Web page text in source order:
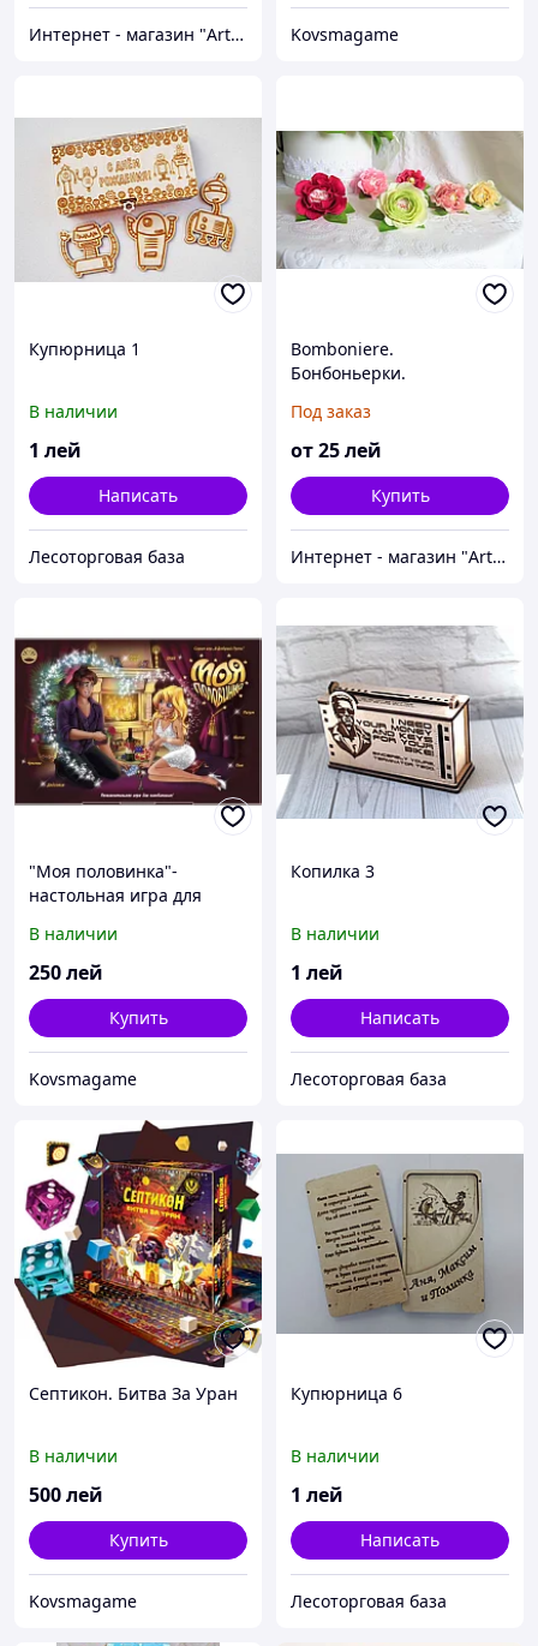
Интернет - магазин "Artbuket " Kovsmagame
Купюрница 1
В наличии
1 лей
Написать
Лесоторговая база
Bomboniere.
Бонбоньерки.
Под заказ
от25лей
Купить
Интернет - магазин "Artbuket "
"Моя половинка"-
настольная игра для
В наличии
250лей
Купить
Kovsmagame
Копилка 3
В наличии
1 лей
Написать
Лесоторговая база
Септикон. Битва За Уран
В наличии
500лей
Купить
Kovsmagame
Купюрница 6
В наличии
1 лей
Написать
Лесоторговая база